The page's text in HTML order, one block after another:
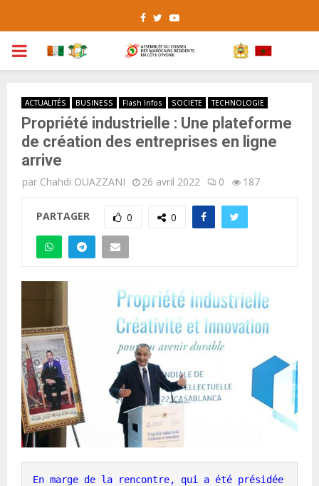
Facebook
TwitterYoutube
PRIMARY
ACTUALITÉS BUSINESS Flash Infos SOCIETE TECHNOLOGIE
Propriété industrielle : Une plateforme
de création des entreprises en ligne
arrive
par Chahdi OUAZZANI 26 avril 2022 0 187
PARTAGER 0 0
En marge de la rencontre, qui a été présidée